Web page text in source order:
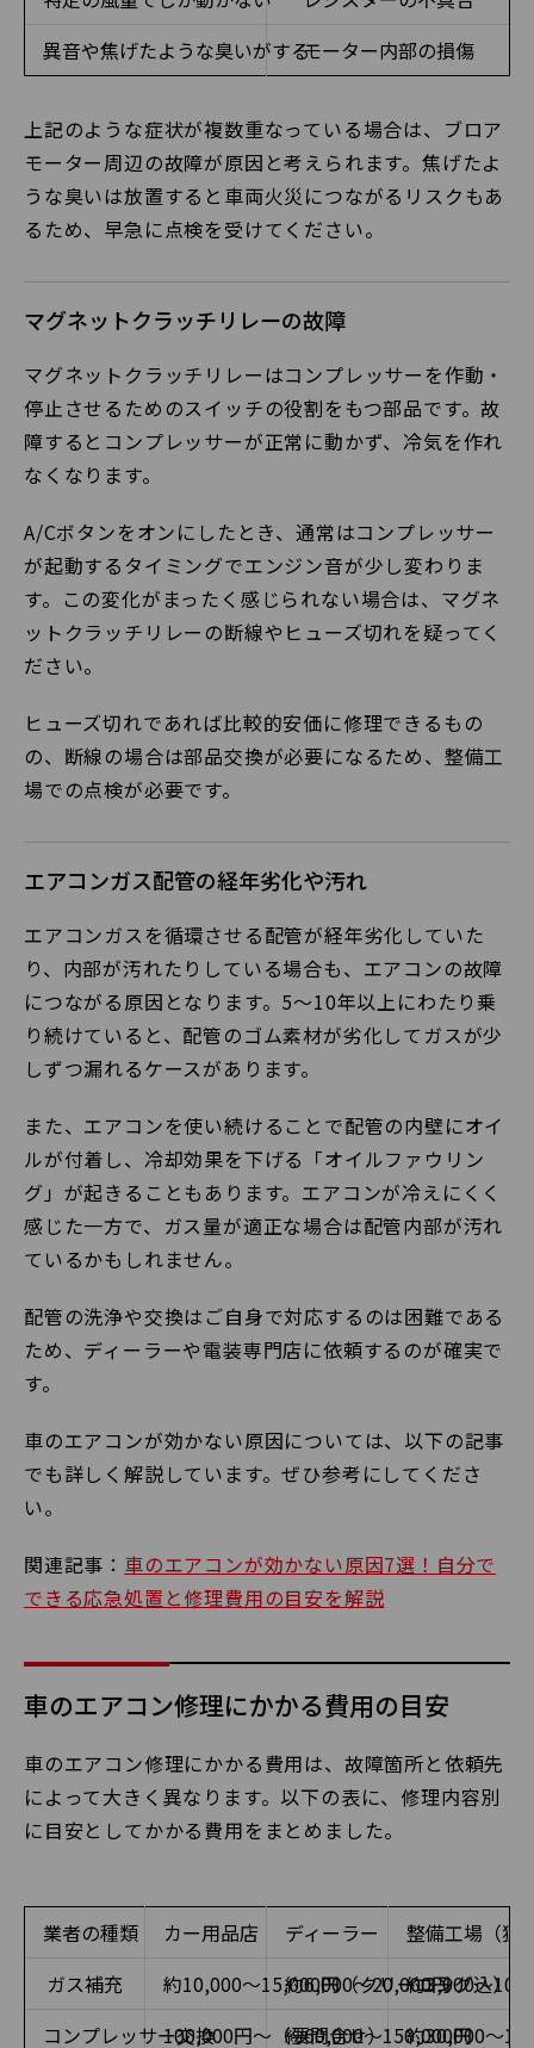
異音や焦げたような臭いがするモーター内部の損傷
上記のような症状が複数重なっている場合は、ブロア
モーター周辺の故障が原因と考えられます。焦げたよ
うな臭いは放置すると車両火災につながるリスクもあ
るため、早急に点検を受けてください。
マグネットクラッチリレーの故障
マグネットクラッチリレーはコンプレッサーを作動・
停止させるためのスイッチの役割をもつ部品です。故
障するとコンプレッサーが正常に動かず、冷気を作れ
なくなります。
A/Cボタンをオンにしたとき、通常はコンプレッサー
が起動するタイミングでエンジン音が少し変わりま
す。この変化がまったく感じられない場合は、マグネ
ットクラッチリレーの断線やヒューズ切れを疑ってく
ださい。
ヒューズ切れであれば比較的安価に修理できるもの
の、断線の場合は部品交換が必要になるため、整備工
場での点検が必要です。
エアコンガス配管の経年劣化や汚れ
エアコンガスを循環させる配管が経年劣化していた
り、内部が汚れたりしている場合も、エアコンの故障
につながる原因となります。5〜10年以上にわたり乗
り続けていると、配管のゴム素材が劣化してガスが少
しずつ漏れるケースがあります。
また、エアコンを使い続けることで配管の内壁にオイ
ルが付着し、冷却効果を下げる「オイルファウリン
グ」が起きることもあります。エアコンが冷えにくく
感じた一方で、ガス量が適正な場合は配管内部が汚れ
ているかもしれません。
配管の洗浄や交換はご自身で対応するのは困難である
ため、ディーラーや電装専門店に依頼するのが確実で
す。
車のエアコンが効かない原因については、以下の記事
でも詳しく解説しています。ぜひ参考にしてくださ
い。
関連記事： 車のエアコンが効かない原因7選！自分で
できる応急処置と修理費用の目安を解説
車のエアコン修理にかかる費用の目安
車のエアコン修理にかかる費用は、故障箇所と依頼先
によって大きく異なります。以下の表に、修理内容別
に目安としてかかる費用をまとめました。
業者の種類 カー用品店 ディーラー
整備工場（独
ガス補充
約10,000〜15,000円（クリーニング込）
約6,000〜20,000円約3,000〜
コンプレッサー交換100,000円〜（要問合せ）
約60,000〜150,000円
約30,000〜